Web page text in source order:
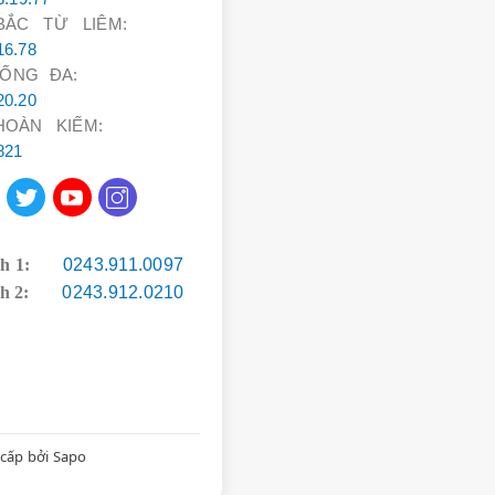
viên chuyên
Đô Thị Mỗ Lao)
Big C Hà Đông)
TỪ LIÊM:
ĐA:
KIẾM:
1:
0243.911.0097
2:
0243.912.0210
bởi Sapo